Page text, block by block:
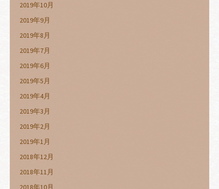
2019年10月
2019年9月
2019年8月
2019年7月
2019年6月
2019年5月
2019年4月
2019年3月
2019年2月
2019年1月
2018年12月
2018年11月
2018年10月